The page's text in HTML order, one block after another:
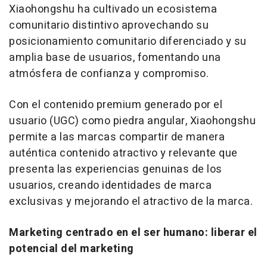
Xiaohongshu ha cultivado un ecosistema
comunitario distintivo aprovechando su
posicionamiento comunitario diferenciado y su
amplia base de usuarios, fomentando una
atmósfera de confianza y compromiso.
Con el contenido premium generado por el
usuario (UGC) como piedra angular, Xiaohongshu
permite a las marcas compartir de manera
auténtica contenido atractivo y relevante que
presenta las experiencias genuinas de los
usuarios, creando identidades de marca
exclusivas y mejorando el atractivo de la marca.
Marketing centrado en el ser humano: liberar el
potencial del marketing